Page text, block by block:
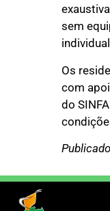
sem
Os
com
do